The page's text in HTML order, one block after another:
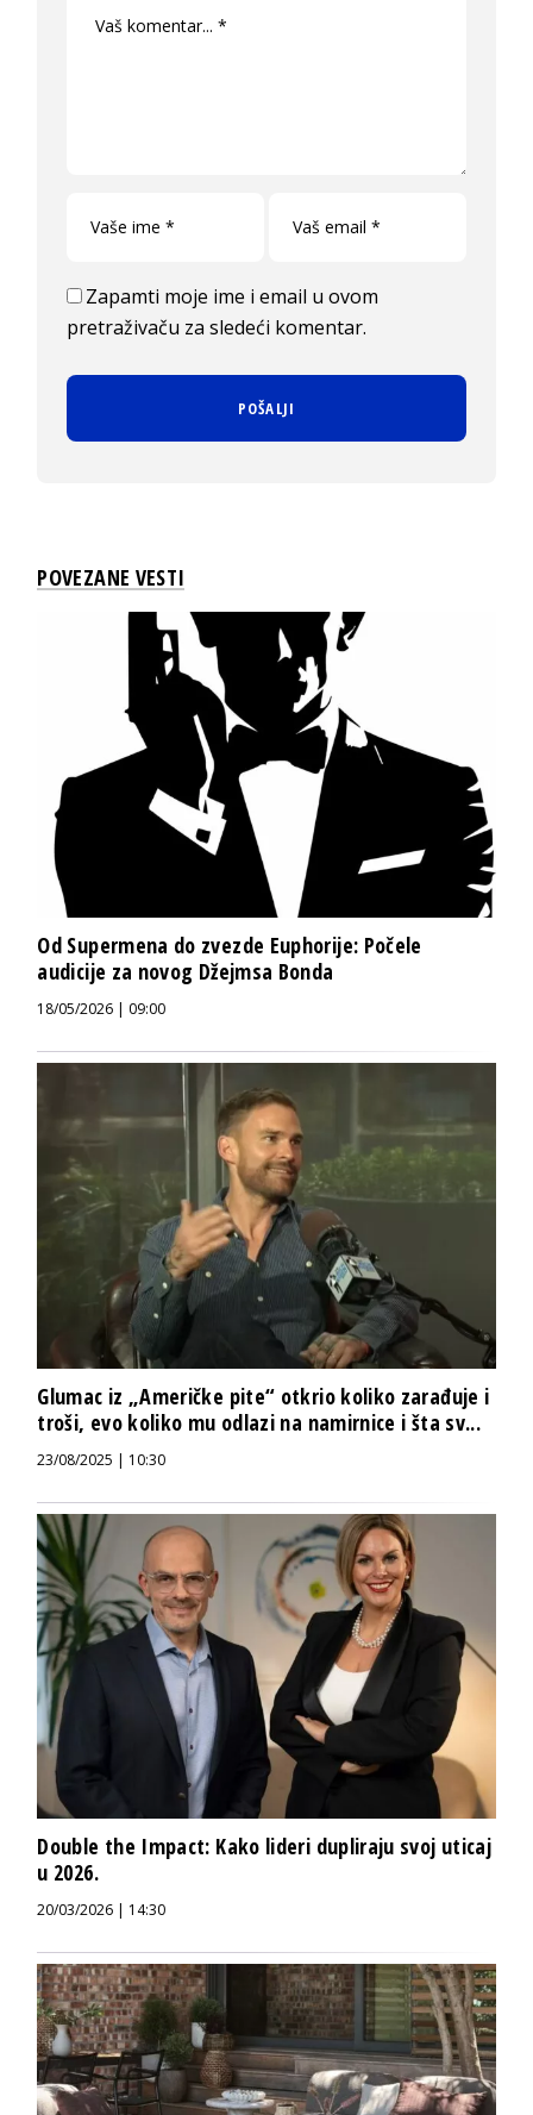
Zapamti moje ime i email u ovom
pretraživaču za sledeći komentar.
POVEZANE VESTI
Od Supermena do zvezde Euphorije: Počele
audicije za novog Džejmsa Bonda
18/05/2026 | 09:00
Glumac iz „Američke pite“ otkrio koliko zarađuje i
troši, evo koliko mu odlazi na namirnice i šta sv...
23/08/2025 | 10:30
Double the Impact: Kako lideri dupliraju svoj uticaj
u 2026.
20/03/2026 | 14:30